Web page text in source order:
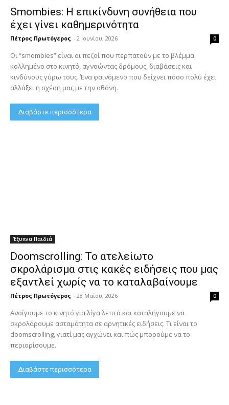
Smombies: Η επικίνδυνη συνήθεια που
έχει γίνει καθημερινότητα
Πέτρος Πρωτόγερος - 2 Ιουνίου, 2026 0
Οι “smombies” είναι οι πεζοί που περπατούν με το βλέμμα
κολλημένο στο κινητό, αγνοώντας δρόμους, διαβάσεις και
κινδύνους γύρω τους. Ένα φαινόμενο που δείχνει πόσο πολύ έχει
αλλάξει η σχέση μας με την οθόνη.
Διαβάστε περισσότερα
Έξυπνα Παιδιά
Doomscrolling: Το ατελείωτο
σκρολάρισμα στις κακές ειδήσεις που μας
εξαντλεί χωρίς να το καταλαβαίνουμε
Πέτρος Πρωτόγερος - 28 Μαΐου, 2026 0
Ανοίγουμε το κινητό για λίγα λεπτά και καταλήγουμε να
σκρολάρουμε ασταμάτητα σε αρνητικές ειδήσεις. Τι είναι το
doomscrolling, γιατί μας αγχώνει και πώς μπορούμε να το
περιορίσουμε.
Διαβάστε περισσότερα